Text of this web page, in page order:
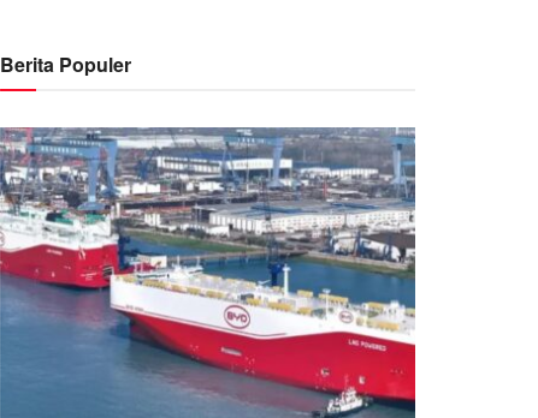
Berita Populer